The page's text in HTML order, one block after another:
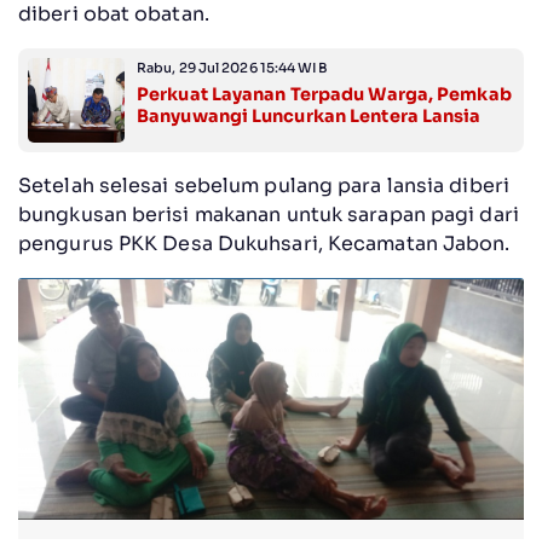
diberi obat obatan.
Rabu, 29 Jul 2026 15:44 WIB
Perkuat Layanan Terpadu Warga, Pemkab
Banyuwangi Luncurkan Lentera Lansia
Setelah selesai sebelum pulang para lansia diberi
bungkusan berisi makanan untuk sarapan pagi dari
pengurus PKK Desa Dukuhsari, Kecamatan Jabon.